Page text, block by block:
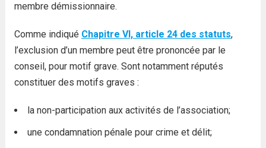
membre démissionnaire.
Comme indiqué Chapitre VI, article 24 des statuts,
l’exclusion d’un membre peut être prononcée par le
conseil, pour motif grave. Sont notamment réputés
constituer des motifs graves :
la non-participation aux activités de l’association;
une condamnation pénale pour crime et délit;